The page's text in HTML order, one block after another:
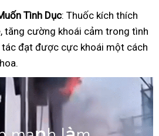
Tình Dục: Thuốc kích thích
tăng cường khoái cảm trong tình
tác đạt được cực khoái một cách